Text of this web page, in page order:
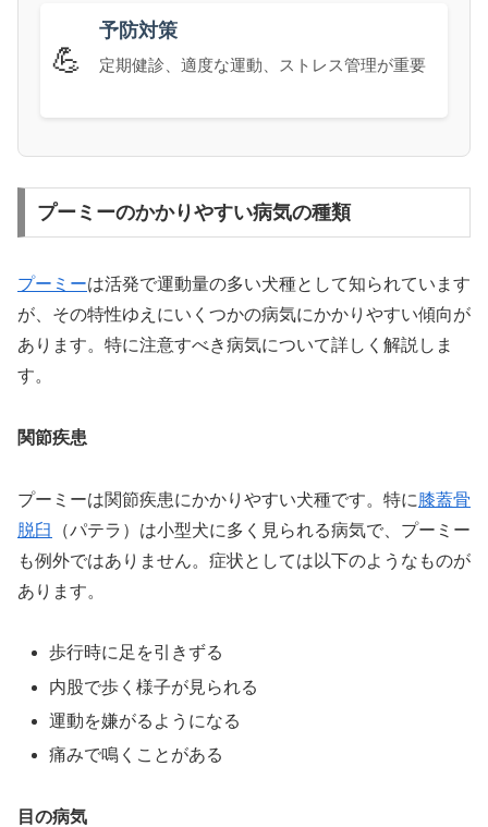
💪
予防対策
定期健診、適度な運動、ストレス管理が重要
プーミーのかかりやすい病気の種類
プーミーは活発で運動量の多い犬種として知られています
が、その特性ゆえにいくつかの病気にかかりやすい傾向が
あります。特に注意すべき病気について詳しく解説しま
す。
関節疾患
プーミーは関節疾患にかかりやすい犬種です。特に膝蓋骨
脱臼
（パテラ）は小型犬に多く見られる病気で、プーミー
も例外ではありません。症状としては以下のようなものが
あります。
歩行時に足を引きずる
内股で歩く様子が見られる
運動を嫌がるようになる
痛みで鳴くことがある
目の病気